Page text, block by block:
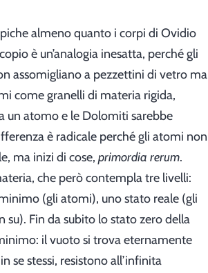
almeno quanto i corpi di Ovidio
è un’analogia inesatta, perché gli
assomigliano a pezzettini di vetro ma
come granelli di materia rigida,
un atomo e le Dolomiti sarebbe
è radicale perché gli atomi non
ma inizi di cose, primordia rerum.
che però contempla tre livelli:
(gli atomi), uno stato reale (gli
Fin da subito lo stato zero della
il vuoto si trova eternamente
se stessi, resistono all’infinita